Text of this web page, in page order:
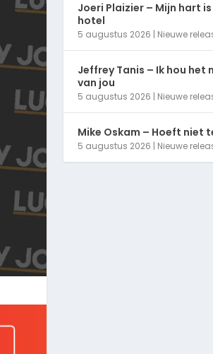
Joeri Plaizier – Mijn hart
hotel
5 augustus 2026 | Nieuwe
Jeffrey Tanis – Ik hou het
van jou
5 augustus 2026 | Nieuwe
Mike Oskam – Hoeft niet
5 augustus 2026 | Nieuwe